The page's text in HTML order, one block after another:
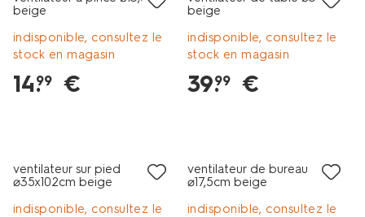
beige
indisponible, consultez le
stock en magasin
14.
99 €
beige
indisponible, consultez le
stock en magasin
39.
99 €
ventilateur sur pied
⌀35x102cm beige
indisponible, consultez le
ventilateur de bureau
⌀17,5cm beige
indisponible, consultez le